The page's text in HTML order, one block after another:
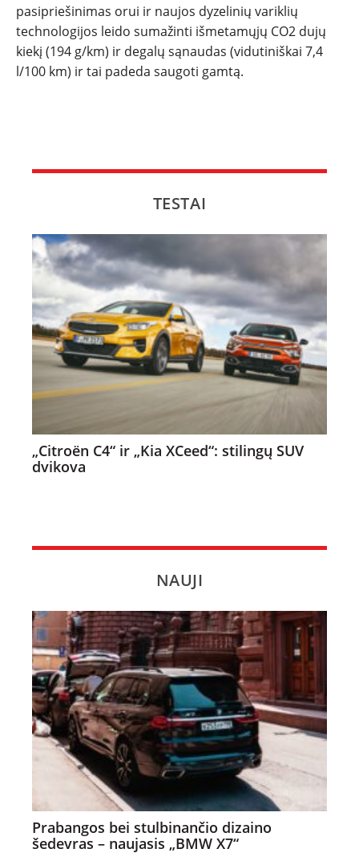
pasipriešinimas orui ir naujos dyzelinių variklių
technologijos leido sumažinti išmetamųjų CO2 dujų
kiekį (194 g/km) ir degalų sąnaudas (vidutiniškai 7,4
l/100 km) ir tai padeda saugoti gamtą.
TESTAI
„Citroën C4“ ir „Kia XCeed“: stilingų SUV
dvikova
NAUJI
Prabangos bei stulbinančio dizaino
šedevras – naujasis „BMW X7“